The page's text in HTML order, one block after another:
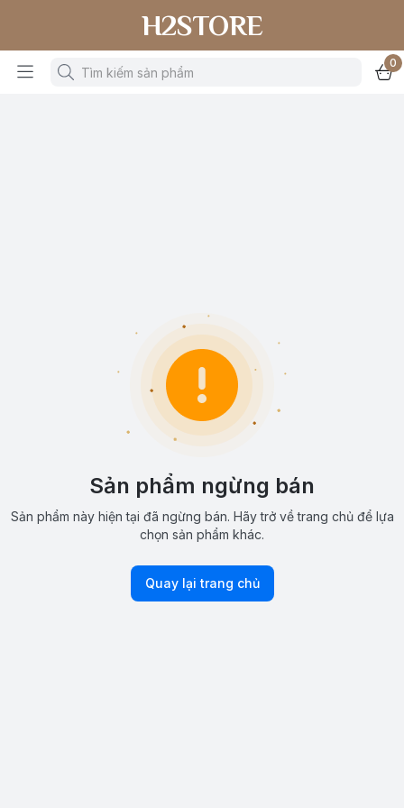
H2STORE
0
Sản phẩm ngừng bán
Sản phẩm này hiện tại đã ngừng bán. Hãy trở về trang chủ để lựa
chọn sản phẩm khác.
Quay lại trang chủ